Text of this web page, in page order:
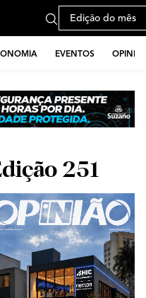
Edição do mês
EVENTOS
251